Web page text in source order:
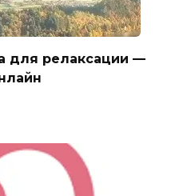
для релаксации —